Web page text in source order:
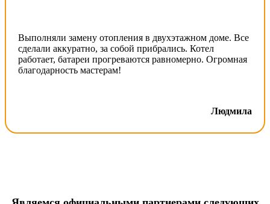
Выполняли замену отопления в двухэтажном доме. Все
сделали аккуратно, за собой прибрались. Котел
работает, батареи прогреваются равномерно. Огромная
благодарность мастерам!
Людмила